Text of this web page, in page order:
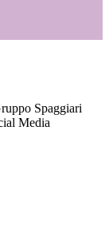
Spaggiari
Media